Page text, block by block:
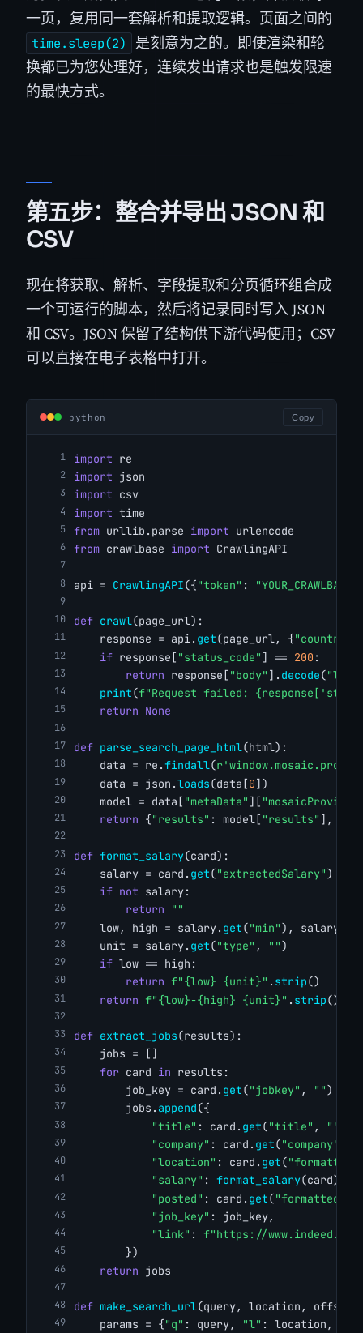
一页，复用同一套解析和提取逻辑。页面之间的
time.sleep(2)
是刻意为之的。即使渲染和轮
换都已为您处理好，连续发出请求也是触发限速
的最快方式。
第五步：整合并导出 JSON 和
CSV
现在将获取、解析、字段提取和分页循环组合成
一个可运行的脚本，然后将记录同时写入 JSON
和 CSV。JSON 保留了结构供下游代码使用；CSV
可以直接在电子表格中打开。
python Copy
import re
import json
import csv
import time
from urllib.parse import urlencode
from crawlbase import CrawlingAPI
api = CrawlingAPI({"token" :
def crawl(page_url):
    response = api.
get(page_url, {"country"
if response[ "status_code" ] == 200 :
return response[ "body" ]. decode(
print(f"Request failed:
return None
def parse_search_page_html(html):
    data = re.
findall(
    data = json.
loads(data[0])
    model = data[
"metaData" ][
return {"results" : model[ "results" ],
def format_salary(card):
    salary = card.
get("extractedSalary")
if not salary:
return
""
    low, high = salary.
get("min"), salary.
    unit = salary.
get("type" , "")
if low == high:
return f"{low} {unit}" . strip()
return f"{low}-{high} {unit}" . strip()
def extract_jobs(results):
    jobs = []
for card in results:
        job_key = card.
get("jobkey" , "")
        jobs.
append({
"title" : card. get("title" , ""
"company" : card. get("company"
"location" : card. get(
"salary" : format_salary(card),
"posted" : card. get(
"job_key" : job_key,
"link" : f"https://
        })
return jobs
def make_search_url(query, location,
    params = {
"q" : query, "l" : location,